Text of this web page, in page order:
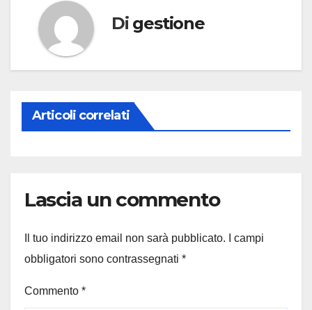
Di gestione
Articoli correlati
Lascia un commento
Il tuo indirizzo email non sarà pubblicato.
I campi
obbligatori sono contrassegnati *
Commento *